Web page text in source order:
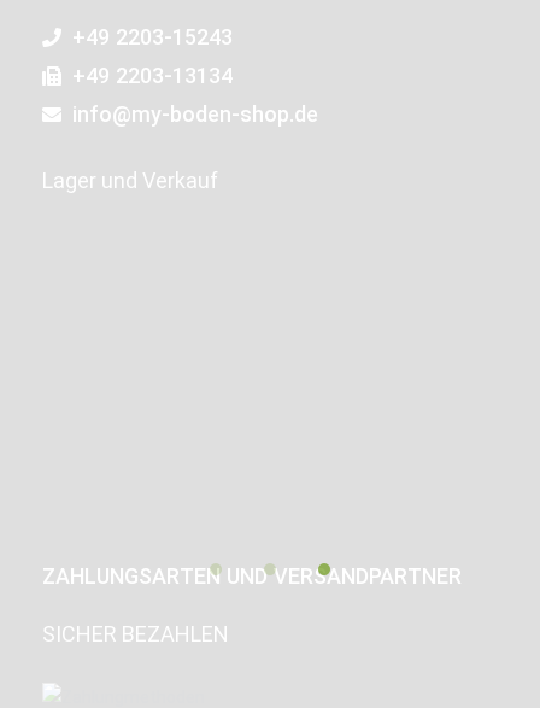
+49 2203-15243
+49 2203-13134
info@my-boden-shop.de
Lager und Verkauf
ZAHLUNGSARTEN UND VERSANDPARTNER
SICHER BEZAHLEN